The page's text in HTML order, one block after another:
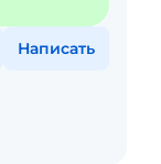
Написать